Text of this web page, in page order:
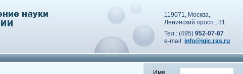
119071, Москва,
Ленинский просп., 31
Тел.: (495) 952-07-87
e-mail: info@igic.ras.ru
Имя